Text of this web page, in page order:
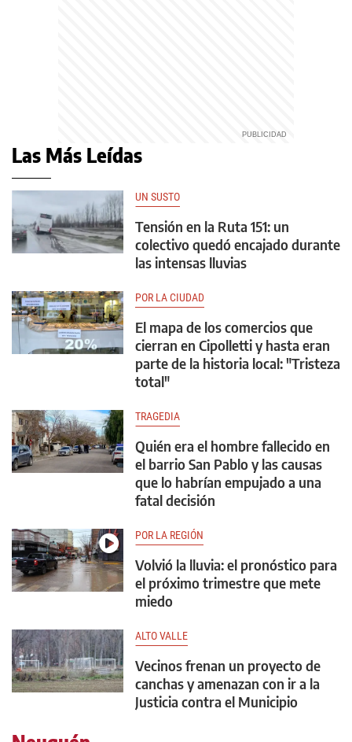
Las Más Leídas
UN SUSTO
Tensión en la Ruta 151: un
colectivo quedó encajado durante
las intensas lluvias
POR LA CIUDAD
El mapa de los comercios que
cierran en Cipolletti y hasta eran
parte de la historia local: "Tristeza
total"
TRAGEDIA
Quién era el hombre fallecido en
el barrio San Pablo y las causas
que lo habrían empujado a una
fatal decisión
POR LA REGIÓN
Volvió la lluvia: el pronóstico para
el próximo trimestre que mete
miedo
ALTO VALLE
Vecinos frenan un proyecto de
canchas y amenazan con ir a la
Justicia contra el Municipio